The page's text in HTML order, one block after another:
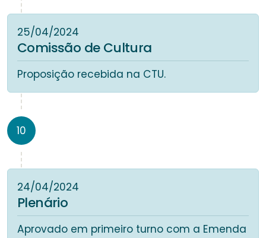
25/04/2024
Comissão de Cultura
Proposição recebida na CTU.
10
24/04/2024
Plenário
Aprovado em primeiro turno com a Emenda